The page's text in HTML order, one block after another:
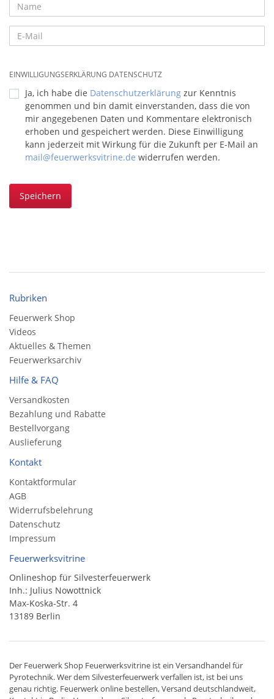
EINWILLIGUNGSERKLÄRUNG DATENSCHUTZ
Ja, ich habe die Datenschutzerklärung zur Kenntnis
genommen und bin damit einverstanden, dass die von
mir angegebenen Daten und Kommentare elektronisch
erhoben und gespeichert werden. Diese Einwilligung
kann jederzeit mit Wirkung für die Zukunft per E-Mail an
mail@feuerwerksvitrine.de widerrufen werden.
Speichern
Rubriken
Feuerwerk Shop
Videos
Aktuelles & Themen
Feuerwerksarchiv
Hilfe & FAQ
Versandkosten
Bezahlung und Rabatte
Bestellvorgang
Auslieferung
Kontakt
Kontaktformular
AGB
Widerrufsbelehrung
Datenschutz
Impressum
Feuerwerksvitrine
Onlineshop für Silvesterfeuerwerk
Inh.: Julius Nowottnick
Max-Koska-Str. 4
13189 Berlin
Der Feuerwerk Shop Feuerwerksvitrine ist ein Versandhandelfür
Pyrotechnik. Wer dem Silvesterfeuerwerk verfallen ist, ist bei uns
genau richtig. Feuerwerk online bestellen,Versand deutschlandweit,